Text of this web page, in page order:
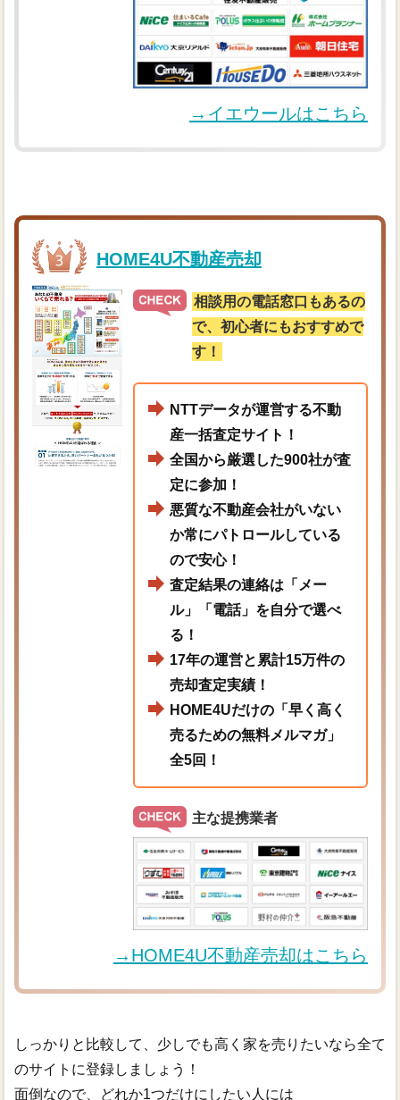
→イエウールはこちら
HOME4U不動産売却
相談用の電話窓口もあるの
で、初心者にもおすすめで
す！
NTTデータが運営する不動
産一括査定サイト！
全国から厳選した900社が査
定に参加！
悪質な不動産会社がいない
か常にパトロールしている
ので安心！
査定結果の連絡は「メー
ル」「電話」を自分で選べ
る！
17年の運営と累計15万件の
売却査定実績！
HOME4Uだけの「早く高く
売るための無料メルマガ」
全5回！
主な提携業者
→HOME4U不動産売却はこちら
しっかりと比較して、少しでも高く家を売りたいなら全て
のサイトに登録しましょう！
面倒なので、どれか1つだけにしたい人には